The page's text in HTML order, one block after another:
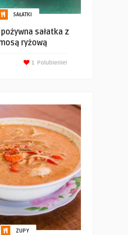
SAŁATKI
sałatka z
ryżową
Polubienie!
1
ZUPY